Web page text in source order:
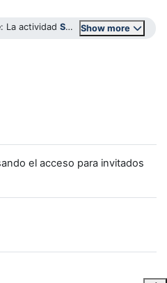
Show more
La actividadSprachen und Kulturen Ostasiens-"Test"
el acceso para invitados